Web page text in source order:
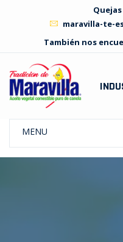
maravilla-te-
También nos
MENU